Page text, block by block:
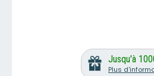
Jusqu'à
Plus